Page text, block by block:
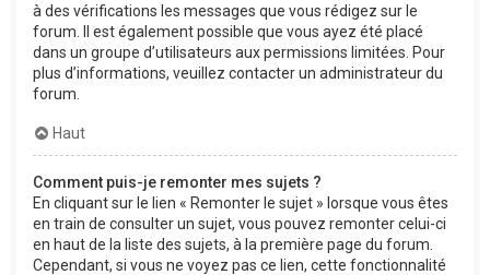
à des vérifications les messages que vous rédigez sur le
forum. Il est également possible que vous ayez été placé
dans un groupe d’utilisateurs aux permissions limitées. Pour
plus d’informations, veuillez contacter un administrateur du
forum.
Haut
Comment puis-je remonter mes sujets ?
En cliquant sur le lien « Remonter le sujet » lorsque vous êtes
en train de consulter un sujet, vous pouvez remonter celui-ci
en haut de la liste des sujets, à la première page du forum.
Cependant, si vous ne voyez pas ce lien, cette fonctionnalité